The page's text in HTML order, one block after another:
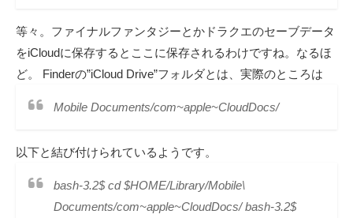
等々。ファイナルファンタジーとかドラクエのセーブデータ
をiCloudに保存するとここに保存されるわけですね。なるほ
ど。 Finderの”iCloud Drive”フォルダとは、実際のところは
Mobile Documents/com~apple~CloudDocs/
以下と結び付けられているようです。
bash-3.2$ cd $HOME/Library/Mobile\
Documents/com~apple~CloudDocs/ bash-3.2$